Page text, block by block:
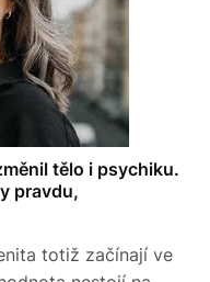
tělo i psychiku.
pravdu,
totiž začínají ve